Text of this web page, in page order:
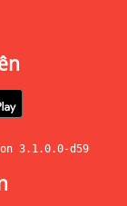
3.1.0.0-d59